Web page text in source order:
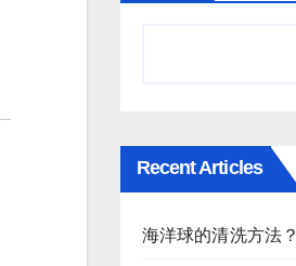
Recent Articles
海洋球的清洗方法？